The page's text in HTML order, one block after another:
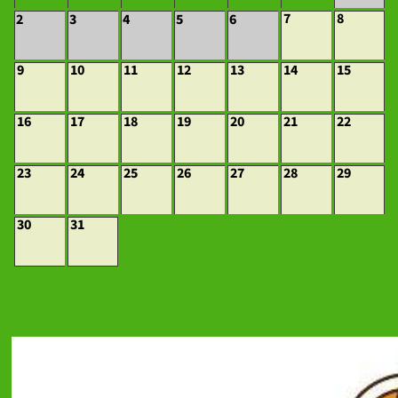
2 3 4 5 6 7 8
9 10 11 12 13 14 15
16 17 18 19 20 21 22
23 24 25 26 27 28 29
30 31